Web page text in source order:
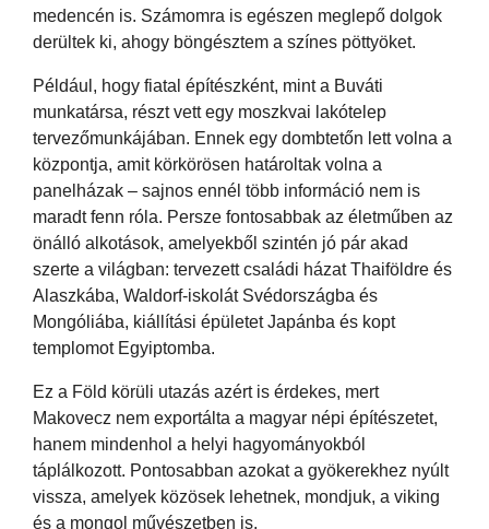
medencén is. Számomra is egészen meglepő dolgok
derültek ki, ahogy böngésztem a színes pöttyöket.
Például, hogy fiatal építészként, mint a Buváti
munkatársa, részt vett egy moszkvai lakótelep
tervezőmunkájában. Ennek egy dombtetőn lett volna a
központja, amit körkörösen határoltak volna a
panelházak – sajnos ennél több információ nem is
maradt fenn róla. Persze fontosabbak az életműben az
önálló alkotások, amelyekből szintén jó pár akad
szerte a világban: tervezett családi házat Thaiföldre és
Alaszkába, Waldorf-iskolát Svédországba és
Mongóliába, kiállítási épületet Japánba és kopt
templomot Egyiptomba.
Ez a Föld körüli utazás azért is érdekes, mert
Makovecz nem exportálta a magyar népi építészetet,
hanem mindenhol a helyi hagyományokból
táplálkozott. Pontosabban azokat a gyökerekhez nyúlt
vissza, amelyek közösek lehetnek, mondjuk, a viking
és a mongol művészetben is.